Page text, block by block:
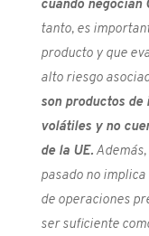
cuando negocian
tanto, es
producto y que
alto riesgo
son productos
volátiles y no
de la UE.
pasado no
de operaciones
ser suficiente